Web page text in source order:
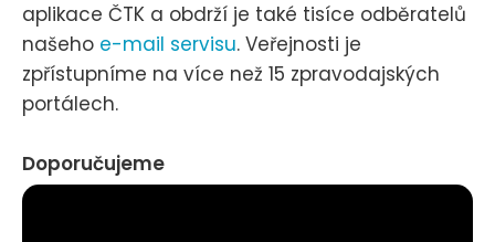
aplikace ČTK a obdrží je také tisíce odběratelů
našeho e-mail servisu. Veřejnosti je
zpřístupníme na více než 15 zpravodajských
portálech.
Doporučujeme